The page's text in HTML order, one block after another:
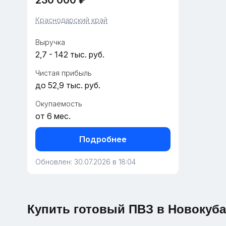
быстрый доступ для местных
жителей. • Площадь пункта —...
Краснодарский край
Выручка
2,7 - 142 тыс. руб.
Чистая прибыль
до 52,9 тыс. руб.
Окупаемость
от 6 мес.
Подробнее
Обновлен: 30.07.2026 в 18:04
Купить готовый ПВЗ в